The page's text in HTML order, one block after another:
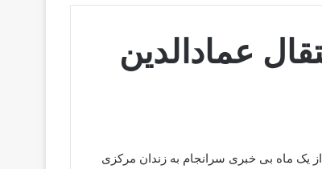
عمادالدین
یک ماه بی خبری سرانجام به زندان مرکزی